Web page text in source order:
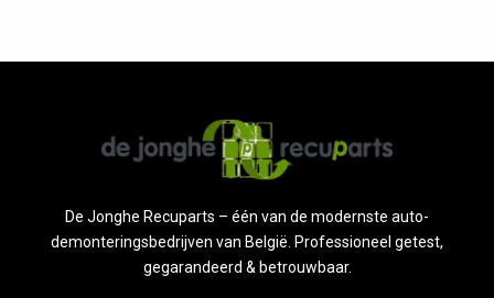
De Jonghe Recuparts – één van de modernste auto-
demonteringsbedrijven van België. Professioneel getest,
gegarandeerd & betrouwbaar.